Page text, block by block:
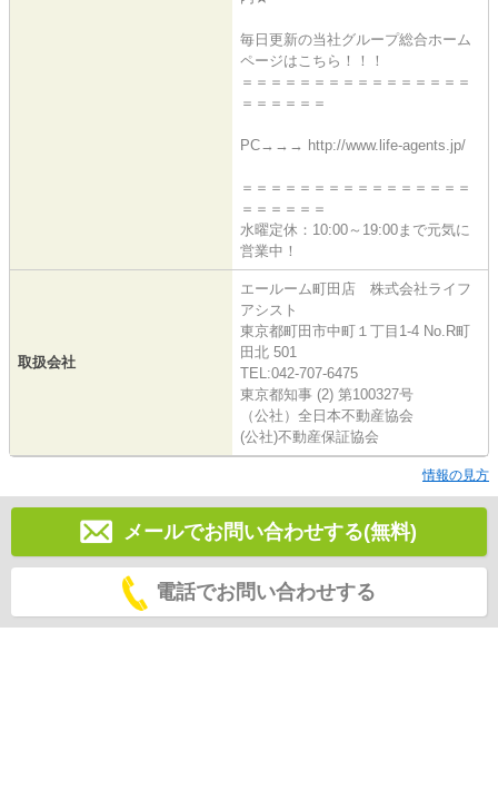
毎日更新の当社グループ総合ホーム
ページはこちら！！！
＝＝＝＝＝＝＝＝＝＝＝＝＝＝＝＝
＝＝＝＝＝＝
PC→→→ http://www.life-agents.jp/
＝＝＝＝＝＝＝＝＝＝＝＝＝＝＝＝
＝＝＝＝＝＝
水曜定休：10:00～19:00まで元気に
営業中！
取扱会社
エールーム町田店 株式会社ライフ
アシスト
東京都町田市中町１丁目1-4 No.R町
田北 501
TEL:042-707-6475
東京都知事 (2) 第100327号
（公社）全日本不動産協会
(公社)不動産保証協会
情報の見方
メールでお問い合わせする(無料)
電話でお問い合わせする